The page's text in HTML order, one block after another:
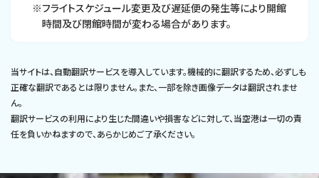
※フライトスケジュール変更及び遅延便の発生等により開館
時間及び閉館時間が変わる場合があります。
当サイトは、自動翻訳サービスを導入しています。機械的に翻訳するため、必ずしも
正確な翻訳であるとは限りません。また、一部を除き画像データは翻訳されませ
ん。
翻訳サービスの利用により生じた間違いや損害などに対して、当空港は一切の責
任を負いかねますので、あらかじめご了承ください。